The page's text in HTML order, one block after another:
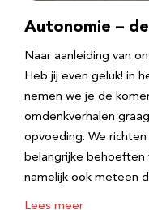
Autonomie –
Naar aanleiding van
Heb jij even geluk! in
nemen we je de
omdenkverhalen
opvoeding. We
belangrijke behoeften
namelijk ook meteen
Lees meer